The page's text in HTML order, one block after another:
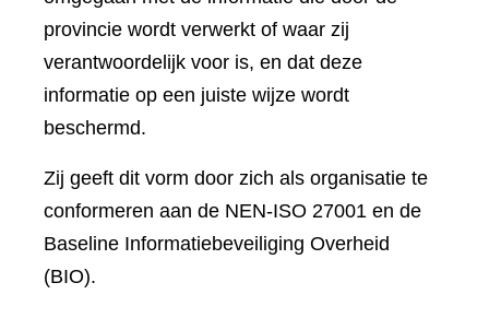
provincie wordt verwerkt of waar zij
verantwoordelijk voor is, en dat deze
informatie op een juiste wijze wordt
beschermd.
Zij geeft dit vorm door zich als organisatie te
conformeren aan de NEN-ISO 27001 en de
Baseline Informatiebeveiliging Overheid
(BIO).